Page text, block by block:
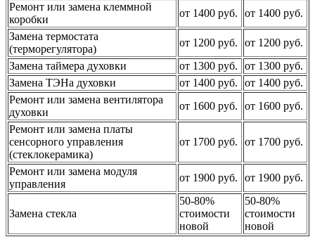
Ремонт или замена клеммной
коробки
от 1400 руб.
от 1400 руб.
Замена термостата
(терморегулятора)
от 1200 руб.
от 1200 руб.
Замена таймера духовки
от 1300 руб.
от 1300 руб.
Замена ТЭНа духовки
от 1400 руб.
от 1400 руб.
Ремонт или замена вентилятора
духовки
от 1600 руб.
от 1600 руб.
Ремонт или замена платы
сенсорного управления
(стеклокерамика)
от 1700 руб. от 1700 руб.
Ремонт или замена модуля
управления
от 1900 руб. от 1900 руб.
Замена стекла
50-80%
стоимости
новой
50-80%
стоимости
новой